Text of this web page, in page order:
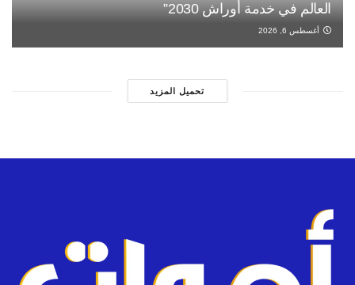
العالم في خدمة أوراش 2030”
أغسطس 6, 2026
تحميل المزيد